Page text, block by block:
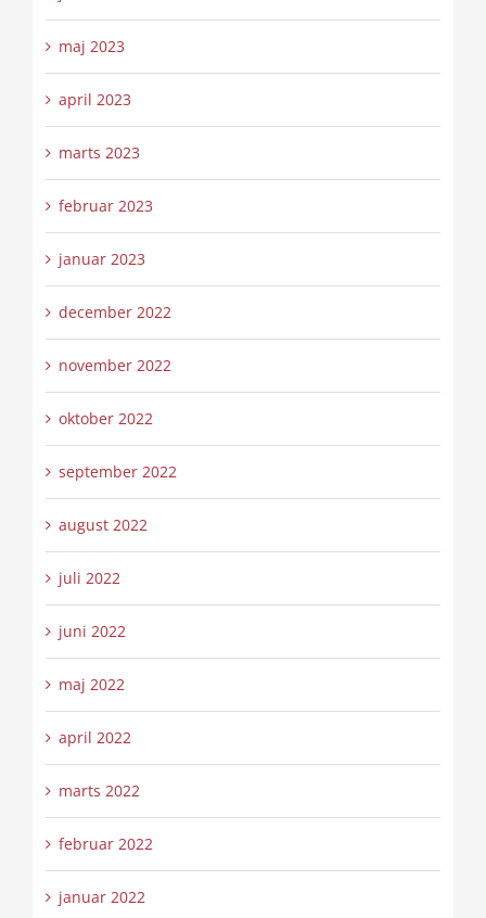
maj 2023
april 2023
marts 2023
februar 2023
januar 2023
december 2022
november 2022
oktober 2022
september 2022
august 2022
juli 2022
juni 2022
maj 2022
april 2022
marts 2022
februar 2022
januar 2022